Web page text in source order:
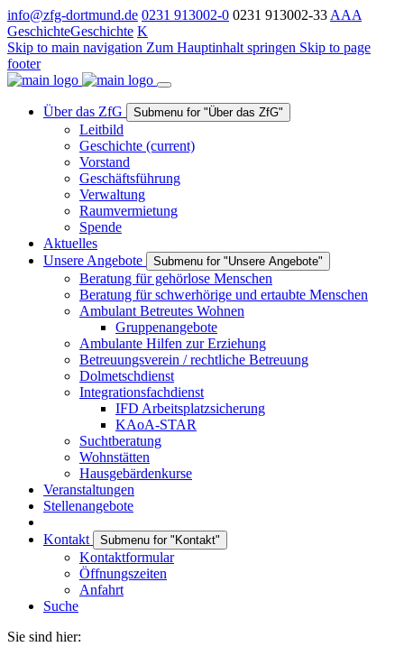
info@zfg-dortmund.de 0231 913002-0 0231 913002-33 AAA
GeschichteGeschichte K
Skip to main navigation Zum Hauptinhalt springen Skip to page
footer
Über das ZfG Submenu for "Über das ZfG"
Leitbild
Geschichte (current)
Vorstand
Geschäftsführung
Verwaltung
Raumvermietung
Spende
Aktuelles
Unsere Angebote
Submenu for "Unsere Angebote"
Beratung für gehörlose Menschen
Beratung für schwerhörige und ertaubte Menschen
Ambulant Betreutes Wohnen
Gruppenangebote
Ambulante Hilfen zur Erziehung
Betreuungsverein / rechtliche Betreuung
Dolmetschdienst
Integrationsfachdienst
IFD Arbeitsplatzsicherung
KAoA-STAR
Suchtberatung
Wohnstätten
Hausgebärdenkurse
Veranstaltungen
Stellenangebote
Kontakt Submenu for "Kontakt"
Kontaktformular
Öffnungszeiten
Anfahrt
Suche
Sie sind hier: